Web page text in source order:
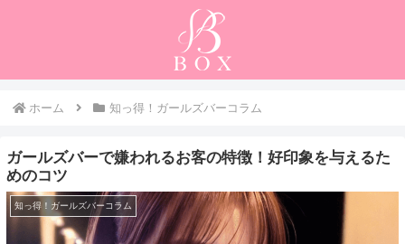
ホーム 知っ得！ガールズバーコラム
ガールズバーで嫌われるお客の特徴！好印象を与えるた
めのコツ
知っ得！ガールズバーコラム